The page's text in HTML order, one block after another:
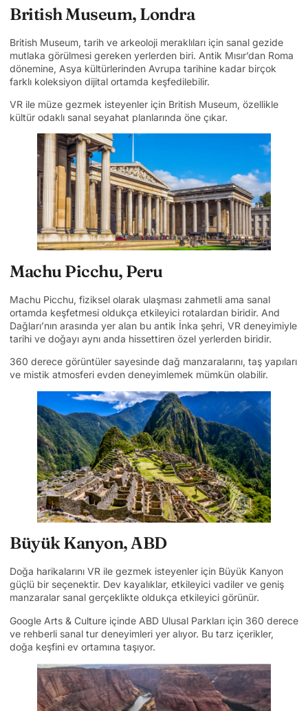
British Museum, Londra
British Museum, tarih ve arkeoloji meraklıları için sanal gezide
mutlaka görülmesi gereken yerlerden biri. Antik Mısır’dan Roma
dönemine, Asya kültürlerinden Avrupa tarihine kadar birçok
farklı koleksiyon dijital ortamda keşfedilebilir.
VR ile müze gezmek isteyenler için British Museum, özellikle
kültür odaklı sanal seyahat planlarında öne çıkar.
Machu Picchu, Peru
Machu Picchu, fiziksel olarak ulaşması zahmetli ama sanal
ortamda keşfetmesi oldukça etkileyici rotalardan biridir. And
Dağları’nın arasında yer alan bu antik İnka şehri, VR deneyimiyle
tarihi ve doğayı aynı anda hissettiren özel yerlerden biridir.
360 derece görüntüler sayesinde dağ manzaralarını, taş yapıları
ve mistik atmosferi evden deneyimlemek mümkün olabilir.
Büyük Kanyon, ABD
Doğa harikalarını VR ile gezmek isteyenler için Büyük Kanyon
güçlü bir seçenektir. Dev kayalıklar, etkileyici vadiler ve geniş
manzaralar sanal gerçeklikte oldukça etkileyici görünür.
Google Arts & Culture içinde ABD Ulusal Parkları için 360 derece
ve rehberli sanal tur deneyimleri yer alıyor. Bu tarz içerikler,
doğa keşfini ev ortamına taşıyor.